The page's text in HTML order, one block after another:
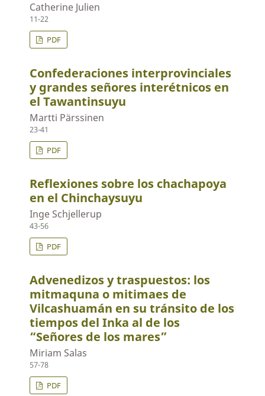
Catherine Julien
11-22
PDF
Confederaciones interprovinciales
y grandes señores interétnicos en
el Tawantinsuyu
Martti Pärssinen
23-41
PDF
Reflexiones sobre los chachapoya
en el Chinchaysuyu
Inge Schjellerup
43-56
PDF
Advenedizos y traspuestos: los
mitmaquna o mitimaes de
Vilcashuamán en su tránsito de los
tiempos del Inka al de los
“Señores de los mares”
Miriam Salas
57-78
PDF